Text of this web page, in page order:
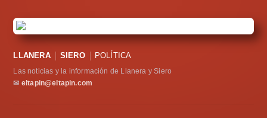
LLANERA SIERO POLÍTICA
Las noticias y la información de Llanera y Siero
✉ eltapin@eltapin.com